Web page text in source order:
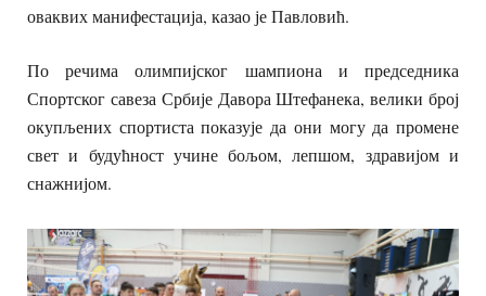
оваквих манифестација, казао је Павловић.
По речима олимпијског шампиона и председника
Спортског савеза Србије Давора Штефанека, велики број
окупљених спортиста показује да они могу да промене
свет и будућност учине бољом, лепшом, здравијом и
снажнијом.